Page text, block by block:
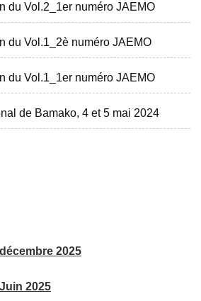
du Vol.2_1er numéro JAEMO
du Vol.1_2è numéro JAEMO
du Vol.1_1er numéro JAEMO
de Bamako, 4 et 5 mai 2024
2025
2025